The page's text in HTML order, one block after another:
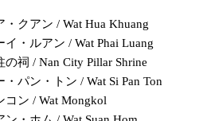
・クアン / Wat Hua Khuang
イ・ルアン / Wat Phai Luang
祠 / Nan City Pillar Shrine
・パン・トン / Wat Si Pan Ton
コン / Wat Mongkol